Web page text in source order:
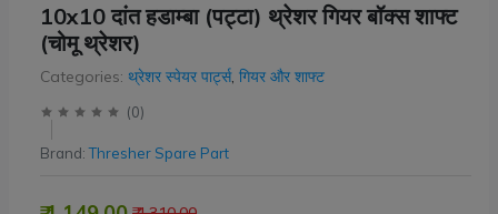
10x10 दांत हडाम्बा (पट्टा) थ्रेशर गियर बॉक्स शाफ्ट
(चोमू थ्रेशर)
Categories: थ्रेशर स्पेयर पार्ट्स, गियर और शाफ्ट
(0)
Brand:Thresher Spare Part